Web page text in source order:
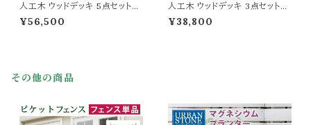
人工木 ウッドデッキ 5点セット
縁台 2台 ステップ フェンス 幅9
0cm 奥行90cm 高さ28cm ラ
縁側 樹脂 DIY ガーデンデッキ
¥56,500
人工木 ウッドデッキ 3点セット
デッキ縁台2台 ステップ 幅90c
m 奥行90cm 高さ28cm 正方
¥38,800
その他の商品